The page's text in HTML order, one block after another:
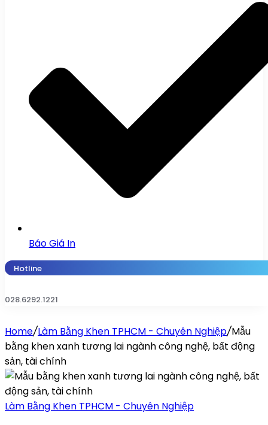
Báo Giá In
Hotline
028.6292.1221
Home/Làm Bằng Khen TPHCM - Chuyên Nghiệp/Mẫu
bằng khen xanh tương lai ngành công nghệ, bất động
sản, tài chính
Làm Bằng Khen TPHCM - Chuyên Nghiệp